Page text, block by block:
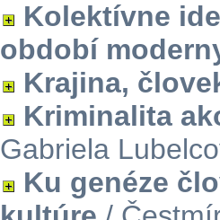
Kolektívne
období
Krajina,
Kriminalita
Gabriela
Ku genéze